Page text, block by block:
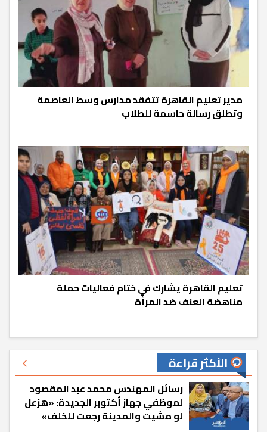
مدير تعليم القاهرة تتفقد مدارس وسط العاصمة
وتطلق رسالة حاسمة للطلاب
تعليم القاهرة يشارك في ختام فعاليات حملة
مناهضة العنف ضد المرأة
الأكثر قراءة
رسائل المهندس محمد عبد المقصود
لموظفي جهاز أكتوبر الجديدة: «هزعل
لو مشيت والمدينة رجعت للخلف»